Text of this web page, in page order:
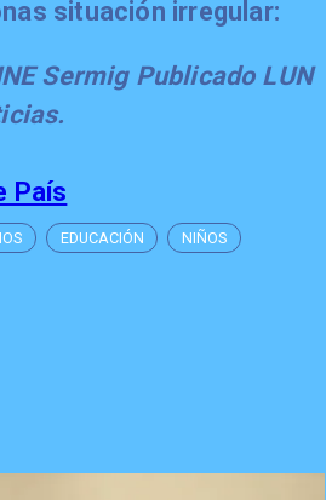
situación irregular:
Sermig Publicado LUN
País
EDUCACIÓN NIÑOS